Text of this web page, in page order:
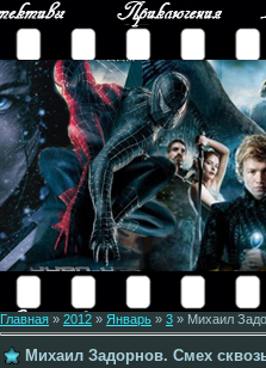
Главная » 2012 » Январь » 3 » Михаил
Михаил Задорнов. Смех